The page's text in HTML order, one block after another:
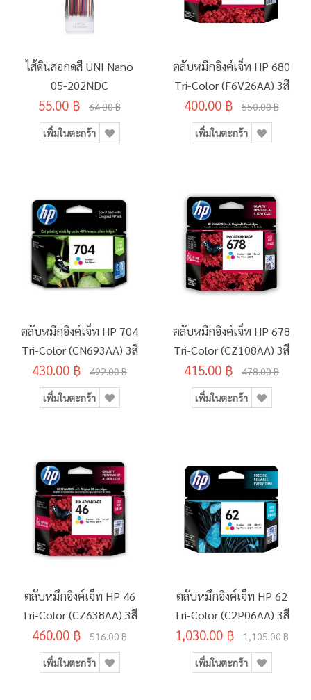
ไส้ดินสอกดสี UNI Nano
05-202NDC
55.00 ฿ 64.00 ฿
เพิ่มในตะกร้า
ตลับหมึกอิงค์เจ็ท HP 680
Tri-Color (F6V26AA) 3สี
400.00 ฿ 550.00 ฿
เพิ่มในตะกร้า
ตลับหมึกอิงค์เจ็ท HP 704
Tri-Color (CN693AA) 3สี
430.00 ฿ 492.00 ฿
เพิ่มในตะกร้า
ตลับหมึกอิงค์เจ็ท HP 678
Tri-Color (CZ108AA) 3สี
415.00 ฿ 478.00 ฿
เพิ่มในตะกร้า
ตลับหมึกอิงค์เจ็ท HP 46
Tri-Color (CZ638AA) 3สี
460.00 ฿ 516.00 ฿
เพิ่มในตะกร้า
ตลับหมึกอิงค์เจ็ท HP 62
Tri-Color (C2P06AA) 3สี
1,030.00 ฿ 1,105.00 ฿
เพิ่มในตะกร้า